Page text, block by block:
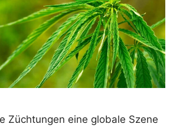
Züchtungen eine globale Szene